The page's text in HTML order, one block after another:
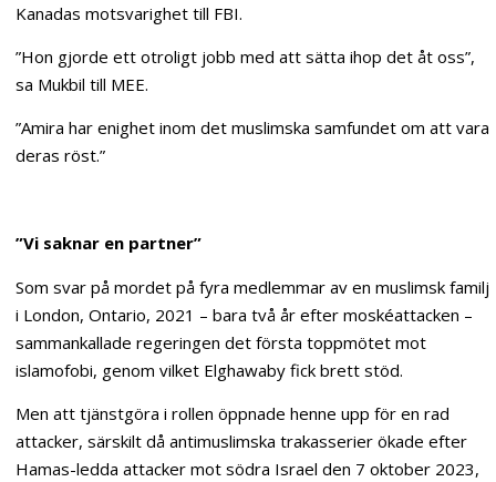
Kanadas motsvarighet till FBI.
”Hon gjorde ett otroligt jobb med att sätta ihop det åt oss”,
sa Mukbil till MEE.
”Amira har enighet inom det muslimska samfundet om att vara
deras röst.”
”Vi saknar en partner”
Som svar på mordet på fyra medlemmar av en muslimsk familj
i London, Ontario, 2021 – bara två år efter moskéattacken –
sammankallade regeringen det första toppmötet mot
islamofobi, genom vilket Elghawaby fick brett stöd.
Men att tjänstgöra i rollen öppnade henne upp för en rad
attacker, särskilt då antimuslimska trakasserier ökade efter
Hamas-ledda attacker mot södra Israel den 7 oktober 2023,